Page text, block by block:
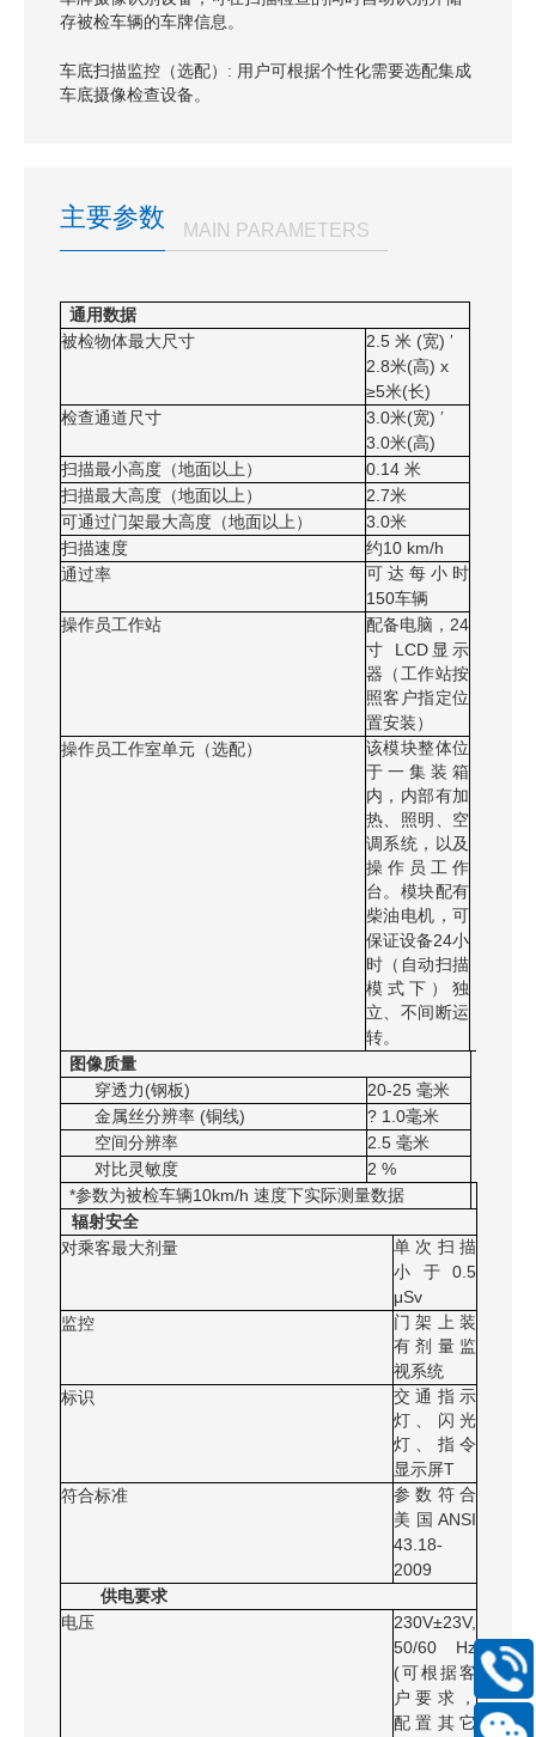
存被检车辆的车牌信息。
车底扫描监控（选配）: 用户可根据个性化需要选配集成
车底摄像检查设备。
主要参数 MAIN PARAMETERS
通用数据
被检物体最大尺寸
2.5 米 (宽) ′
2.8米(高) x
≥5米(长)
检查通道尺寸 3.0米(宽) ′
3.0米(高)
扫描最小高度（地面以上） 0.14 米
扫描最大高度（地面以上） 2.7米
可通过门架最大高度 （地面以上） 3.0米
扫描速度
约10 km/h
通过率 可达每小时
150车辆
操作员工作站
配备电脑， 24
寸 LCD 显示
器（工作站按
照客户指定位
置安装）
操作员工作室单元（选配）
该模块整体位
于一集装箱
内，内部有加
热、照明、空
调系统，以及
操作员工作
台。模块配有
柴油电机，可
保证设备24小
时（自动扫描
模式下）独
立、不间断运
转。
图像质量
穿透力(钢板) 20-25 毫米
金属丝分辨率 (铜线) ? 1.0毫米
空间分辨率 2.5 毫米
对比灵敏度
2 %
*参数为被检车辆10km/h 速度下实际测量数据
辐射安全
对乘客最大剂量
单次扫描
小于 0.5
μSv
监控
门架上装
有剂量监
视系统
标识
交通指示
灯、闪光
灯、指令
显示屏T
符合标准
参数符合
美国 ANSI
43.18-
2009
供电要求
电压
230V±23V,
50/60 Hz
(可根据客
户要求，
配置其它
400-
168-
6661